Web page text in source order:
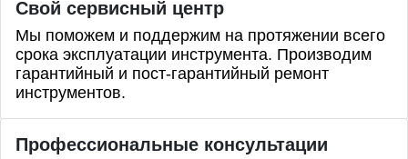
Свой сервисный центр
Мы поможем и поддержим на протяжении всего
срока эксплуатации инструмента. Производим
гарантийный и пост-гарантийный ремонт
инструментов.
Профессиональные консультации